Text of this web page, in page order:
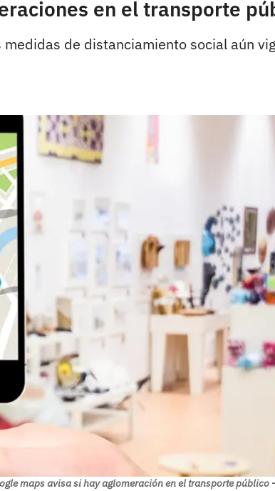
en el transporte
de distanciamiento social aún
maps avisa si hay aglomeración en el transporte público -